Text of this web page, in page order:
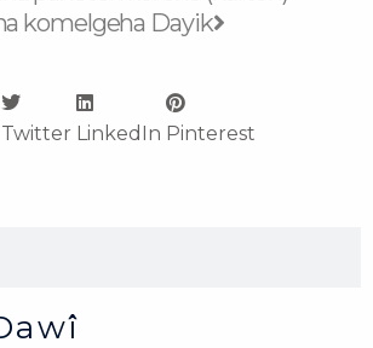
komelgeha Dayik
Twitter LinkedIn Pinterest